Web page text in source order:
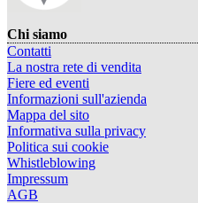
Chi siamo
Contatti
La nostra rete di vendita
Fiere ed eventi
Informazioni sull'azienda
Mappa del sito
Informativa sulla privacy
Politica sui cookie
Whistleblowing
Impressum
AGB